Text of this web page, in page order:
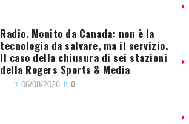
Radio. Monito da Canada: non è la
tecnologia da salvare, ma il servizio.
Il caso della chiusura di sei stazioni
della Rogers Sports & Media
06/08/2026 0